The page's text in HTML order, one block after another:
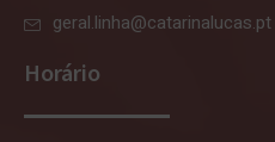
geral.linha@catarinalucas.pt
Horário